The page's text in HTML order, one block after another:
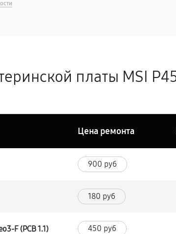
платы MSI
Цена ремонта
900 руб
180 руб
F (PCB 1.1) 450 руб